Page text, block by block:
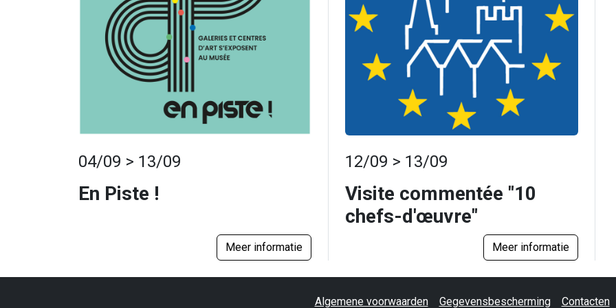
04/09 > 13/09
En Piste !
Meer informatie
12/09 > 13/09
Visite commentée "10
chefs-d'œuvre"
Meer informatie
Algemene voorwaarden Gegevensbescherming Contacten